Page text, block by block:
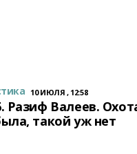
10 ИЮЛЯ , 12:58
Разиф Валеев.
такой уж нет